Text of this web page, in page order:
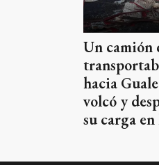
Un camión
hacia
volcó y
su carga